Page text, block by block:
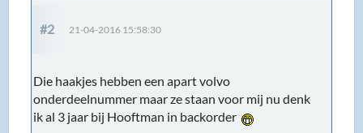
#2 21-04-2016 15:58:30
Die haakjes hebben een apart volvo
onderdeelnummer maar ze staan voor mij nu denk
ik al 3 jaar bij Hooftman in backorder